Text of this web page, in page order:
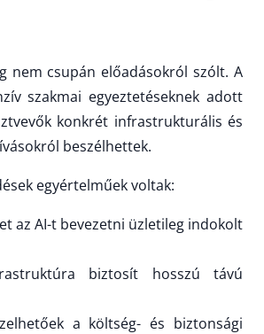
nem csupán előadásokról szólt. A
szakmai egyeztetéseknek adott
konkrét infrastrukturális és
beszélhettek.
egyértelműek voltak:
az AI-t bevezetni üzletileg indokolt
biztosít hosszú távú
a költség- és biztonsági